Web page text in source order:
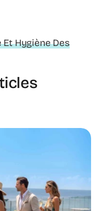
Hygiène Des